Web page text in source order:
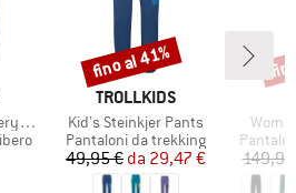
MARCHIO
TROLLKIDS
Articolo
Kid's Steinkjer Pants
Gruppo di prodotti
Pantaloni da trekking
Prezzo
49,95 € Prezzo ridotto
da 29,47 €
Sconto
fino al 41%
Gruppo